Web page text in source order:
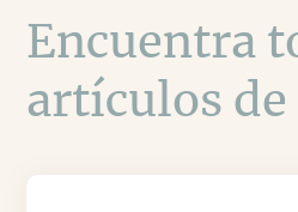
Encuentra
artículos de